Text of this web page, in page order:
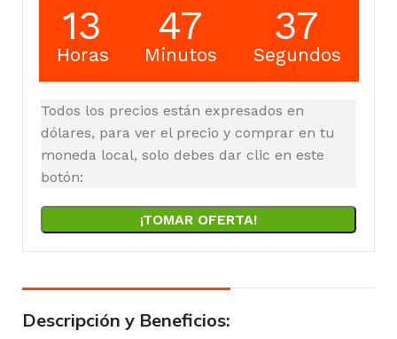
13
Horas
47
Minutos
36
Segundos
Todos los precios están expresados en
dólares, para ver el precio y comprar en tu
moneda local, solo debes dar clic en este
botón:
¡TOMAR OFERTA!
Descripción y Beneficios: